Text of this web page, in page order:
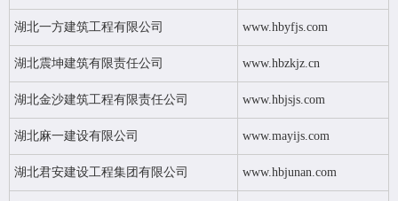
湖北一方建筑工程有限公司 www.hbyfjs.com
湖北震坤建筑有限责任公司 www.hbzkjz.cn
湖北金沙建筑工程有限责任公司 www.hbjsjs.com
湖北麻一建设有限公司 www.mayijs.com
湖北君安建设工程集团有限公司 www.hbjunan.com